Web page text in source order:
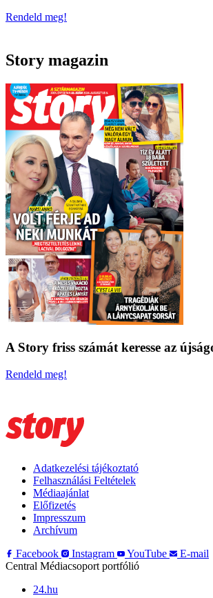
Rendeld meg!
Story magazin
A Story friss számát keresse az
Rendeld meg!
Adatkezelési tájékoztató
Felhasználási Feltételek
Médiaajánlat
Előfizetés
Impresszum
Archívum
Facebook
Instagram YouTube
E-mail
Central Médiacsoport portfólió
24.hu